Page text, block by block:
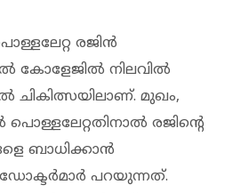
രജിന്‍
കോളേജില്‍ നിലവില്‍
മുഖം,
രജിന്റെ
ബാധിക്കാന്‍
പറയുന്നത്.